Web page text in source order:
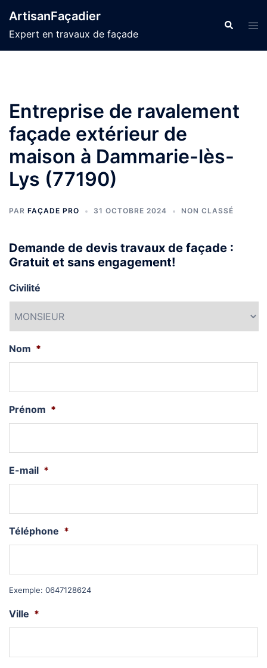
au
contenu
ArtisanFaçadier
Expert en travaux de façade
Entreprise de ravalement
façade extérieur de
maison à Dammarie-lès-
Lys (77190)
PAR FAÇADE PRO 31 OCTOBRE 2024 NON CLASSÉ
Demande de devis travaux de façade :
Gratuit et sans engagement!
Civilité
Nom *
Prénom *
E-mail *
Téléphone *
Exemple: 0647128624
Ville *